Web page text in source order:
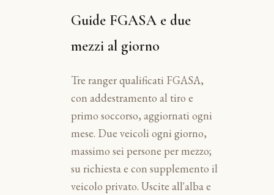
Guide FGASA e due
mezzi al giorno
Tre ranger qualificati FGASA,
con addestramento al tiro e
primo soccorso, aggiornati ogni
mese. Due veicoli ogni giorno,
massimo sei persone per mezzo;
su richiesta e con supplemento il
veicolo privato. Uscite all'alba e